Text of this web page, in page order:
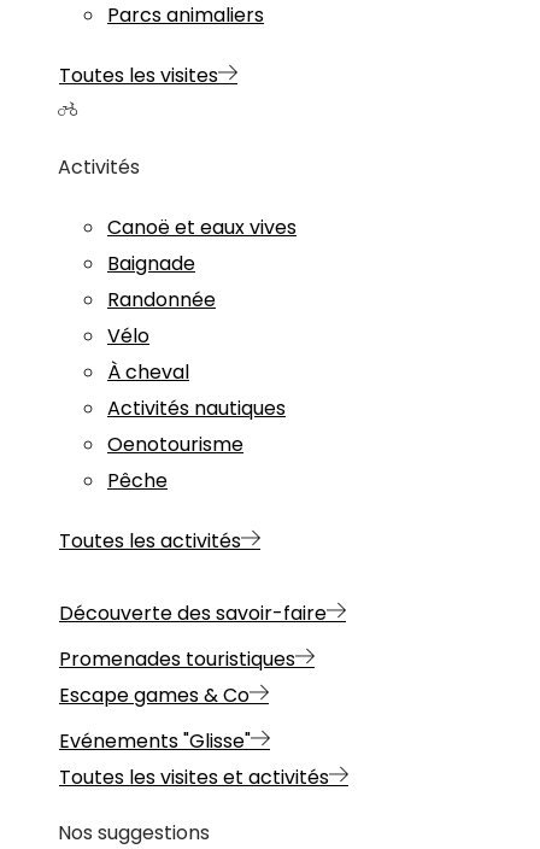
Parcs animaliers
Toutes les visites
Activités
Canoë et eaux vives
Baignade
Randonnée
Vélo
À cheval
Activités nautiques
Oenotourisme
Pêche
Toutes les activités
Découverte des savoir-faire
Promenades touristiques
Escape games & Co
Evénements "Glisse"
Toutes les visites et activités
Nos suggestions